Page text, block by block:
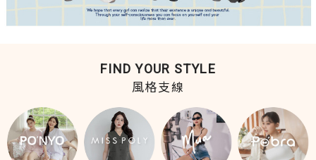
FIND YOUR STYLE
風格支線